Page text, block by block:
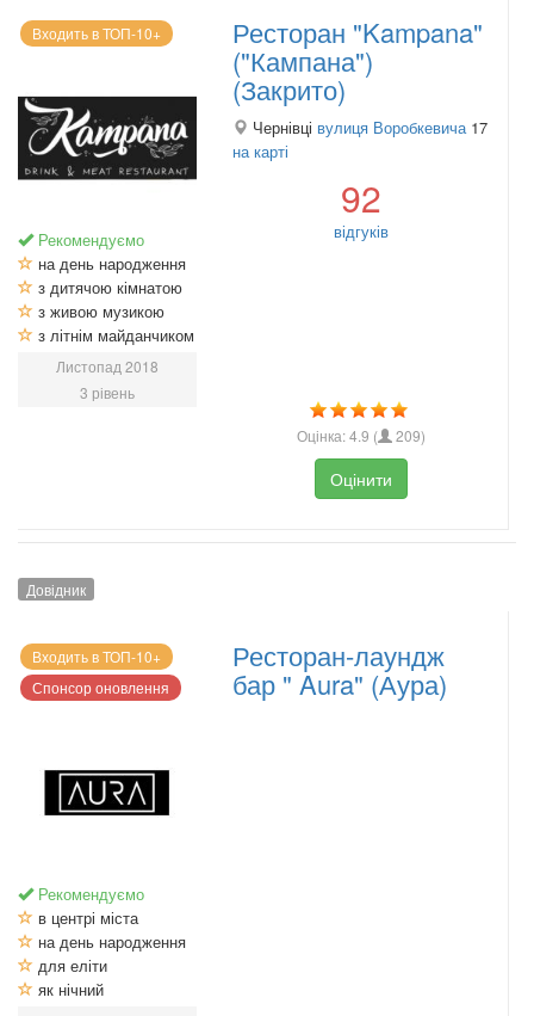
Входить в ТОП-10+
Рекомендуємо
на день народження
з дитячою кімнатою
з живою музикою
з літнім майданчиком
Листопад 2018
3 рівень
Ресторан "Kampana"
("Кампана")
(Закрито)
Чернівці вулиця Воробкевича 17
на карті
92
відгуків
Оцінка:4.9 ( 209)
Оцінити
Довідник
Входить в ТОП-10+
Спонсор оновлення
Рекомендуємо
в центрі міста
на день народження
для еліти
як нічний
Ресторан-лаундж
бар " Aura" (Аура)